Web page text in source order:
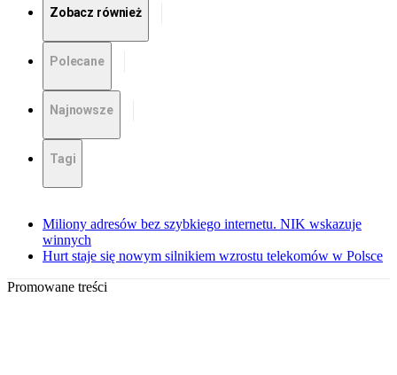
Zobacz również
Polecane
Najnowsze
Tagi
Miliony adresów bez szybkiego internetu. NIK wskazuje
winnych
Hurt staje się nowym silnikiem wzrostu telekomów w Polsce
Promowane treści